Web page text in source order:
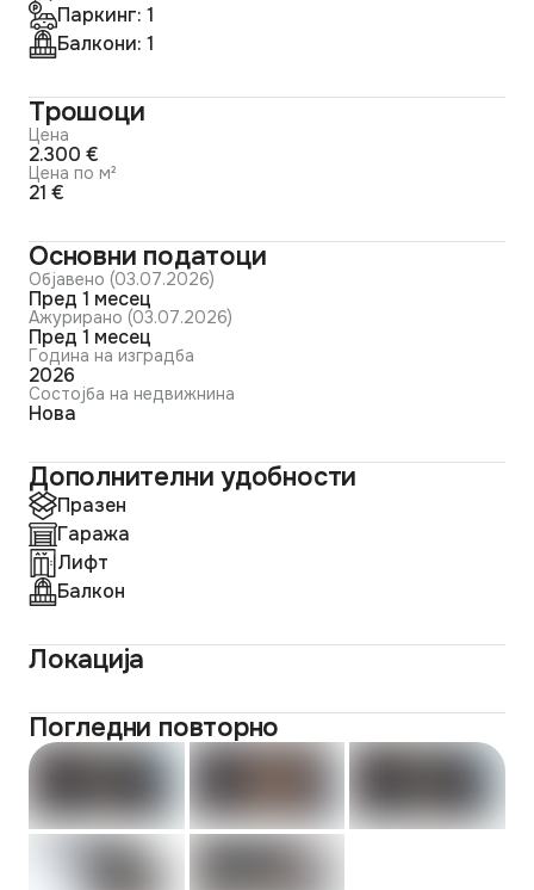
Паркинг: 1
Балкони: 1
Трошоци
Цена
2.300 €
Цена по м²
21 €
Основни податоци
Објавено (03.07.2026)
пред 1 месец
Ажурирано (03.07.2026)
пред 1 месец
Година на изградба
2026
Состојба на недвижнина
Нова
Дополнителни удобности
Празен
Гаража
Лифт
Балкон
Локација
Погледни повторно